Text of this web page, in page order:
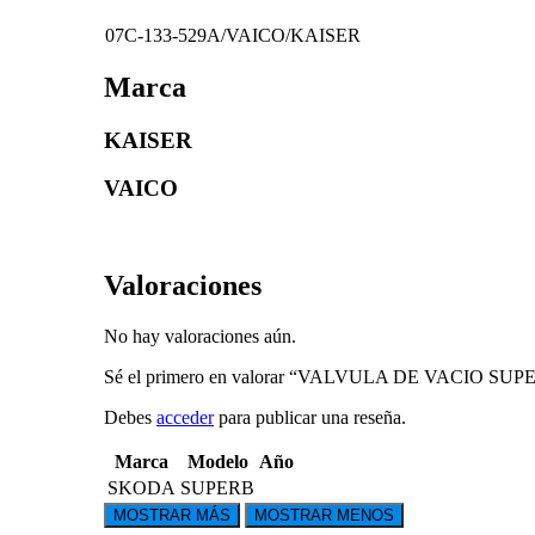
07C-133-529A/VAICO/KAISER
Marca
KAISER
VAICO
Valoraciones
No hay valoraciones aún.
Sé el primero en valorar “VALVULA DE VACIO
Debes accederpara publicar una reseña.
Marca Modelo
Año
SKODA SUPERB